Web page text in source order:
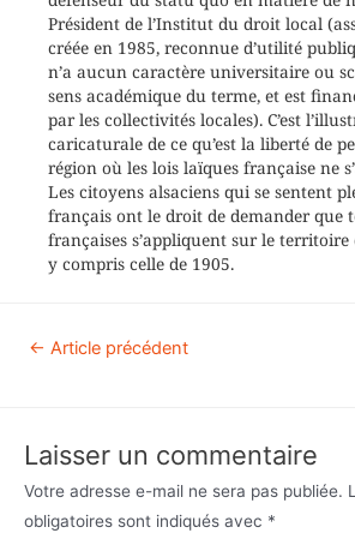
Président de l’Institut du droit local
créée en 1985, reconnue d’utilité
n’a aucun caractère universitaire ou
sens académique du terme, et est
par les collectivités locales). C’est
caricaturale de ce qu’est la liberté de
région où les lois laïques française ne
Les citoyens alsaciens qui se sentent
français ont le droit de demander que
françaises s’appliquent sur le territoire
y compris celle de 1905.
← Article précédent
Laisser un commentaire
Votre adresse e-mail ne sera pas publiée.
obligatoires sont indiqués avec *